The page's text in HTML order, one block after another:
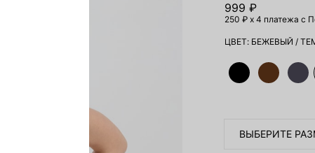
999 ₽
250 ₽ x 4 платежа с
ЦВЕТ: БЕЖЕВЫЙ /
ВЫБЕРИТЕ